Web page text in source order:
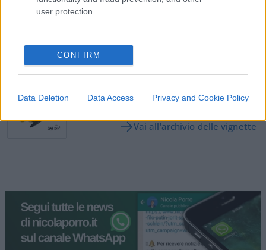
user protection.
CONFIRM
Data Deletion Data Access Privacy and Cookie Policy
SEDUTE SATIRICHE
Vignetta del 07/08/2026
Vai all'archivio delle vignette